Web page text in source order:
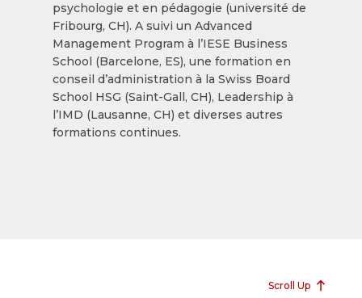
psychologie et en pédagogie (université de
Fribourg, CH). A suivi un Advanced
Management Program à l’IESE Business
School (Barcelone, ES), une formation en
conseil d’administration à la Swiss Board
School HSG (Saint-Gall, CH), Leadership à
l’IMD (Lausanne, CH) et diverses autres
formations continues.
Scroll Up